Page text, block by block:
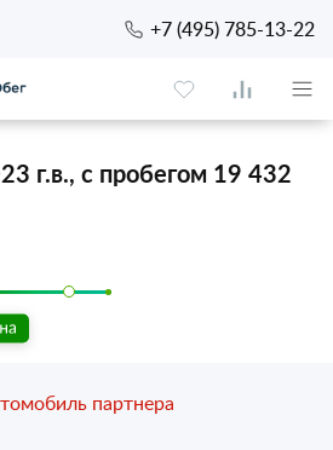
+7 (495) 785-13-22
г.в., с пробегом 19 432
партнера